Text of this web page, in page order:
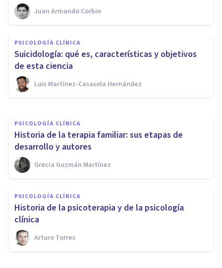
Juan Armando Corbin
PSICOLOGÍA CLÍNICA
Suicidología: qué es, características y objetivos
de esta ciencia
Luis Martínez-Casasola Hernández
PSICOLOGÍA CLÍNICA
Terapia de Diálogo Abierto: 7
principios de este modelo de
salud mental
Grecia Guzmán Martínez
PSICOLOGÍA CLÍNICA
Historia de la terapia familiar: sus etapas de
desarrollo y autores
Grecia Guzmán Martínez
PSICOLOGÍA CLÍNICA
Historia de la psicoterapia y de la psicología
clínica
Arturo Torres